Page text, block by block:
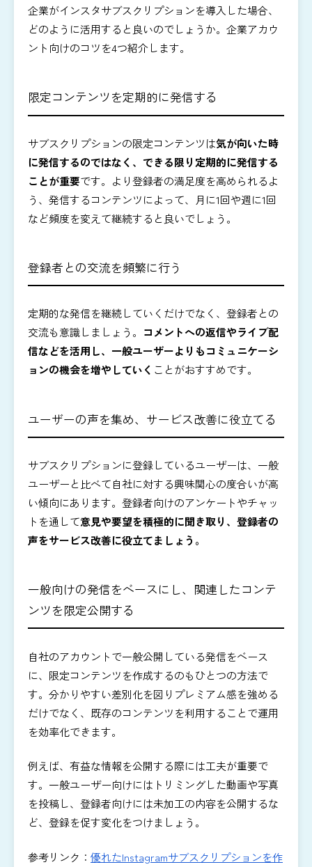
企業がインスタサブスクリプションを導入した場合、
どのように活用すると良いのでしょうか。企業アカウ
ント向けのコツを4つ紹介します。
限定コンテンツを定期的に発信する
サブスクリプションの限定コンテンツは気が向いた時
に発信するのではなく、できる限り定期的に発信する
ことが重要です。より登録者の満足度を高められるよ
う、発信するコンテンツによって、月に1回や週に1回
など頻度を変えて継続すると良いでしょう。
登録者との交流を頻繁に行う
定期的な発信を継続していくだけでなく、登録者との
交流も意識しましょう。 コメントへの返信やライブ配
信などを活用し、一般ユーザーよりもコミュニケーシ
ョンの機会を増やしていく ことがおすすめです。
ユーザーの声を集め、サービス改善に役立てる
サブスクリプションに登録しているユーザーは、一般
ユーザーと比べて自社に対する興味関心の度合いが高
い傾向にあります。登録者向けのアンケートやチャッ
トを通して意見や要望を積極的に聞き取り、登録者の
声をサービス改善に役立てましょう。
一般向けの発信をベースにし、関連したコンテ
ンツを限定公開する
自社のアカウントで一般公開している発信をベース
に、限定コンテンツを作成するのもひとつの方法で
す。分かりやすい差別化を図りプレミアム感を強める
だけでなく、既存のコンテンツを利用することで運用
を効率化できます。
例えば、有益な情報を公開する際には工夫が重要で
す。一般ユーザー向けにはトリミングした動画や写真
を投稿し、登録者向けには未加工の内容を公開するな
ど、登録を促す変化をつけましょう。
参考リンク： 優れたInstagramサブスクリプションを作